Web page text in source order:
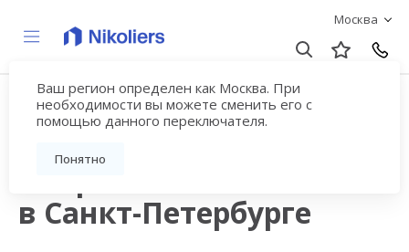
Москва
Ваш регион определен как Москва. При
необходимости вы можете сменить его с
помощью данного переключателя.
Понятно
Продажа квартир в
новостройках рядом с
в Санкт-Петербурге